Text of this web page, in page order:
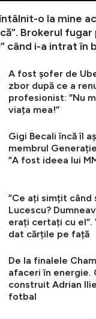
o la mine
Brokerul
când i-a intrat în
A fost șofer de
zbor după ce a
profesionist: ”Nu
viața mea!”
Gigi Becali încă îl
membrul
”A fost ideea lui
”Ce ați simțit când
Lucescu?
erați certați cu el”.
dat cărțile pe față
De la finalele
afaceri în energie.
construit Adrian
fotbal